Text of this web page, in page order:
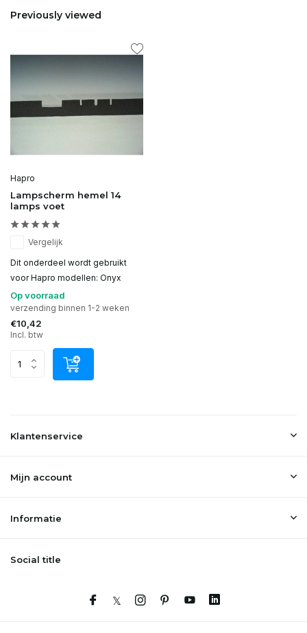
Previously viewed
Hapro
Lampscherm hemel 14
lamps voet
Vergelijk
Dit onderdeel wordt gebruikt
voor Hapro modellen: Onyx
Op voorraad
verzending binnen 1-2 weken
€10,42
Incl. btw
Klantenservice
Mijn account
Informatie
Social title